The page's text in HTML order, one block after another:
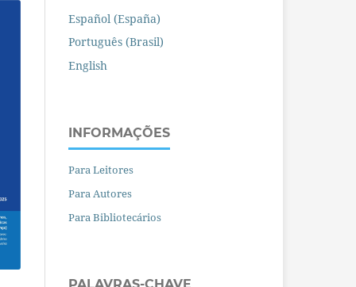
Español (España)
Português (Brasil)
English
INFORMAÇÕES
Para Leitores
Para Autores
Para Bibliotecários